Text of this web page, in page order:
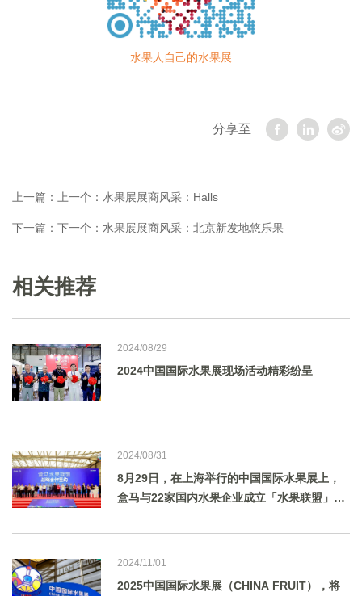
水果人自己的水果展
分享至
上一篇： 上一个：水果展展商风采：Halls
下一篇： 下一个：水果展展商风采：北京新发地悠乐果
相关推荐
2024/08/29
2024中国国际水果展现场活动精彩纷呈
2024/08/31
8月29日，在上海举行的中国国际水果展上，
盒马与22家国内水果企业成立「水果联盟」，
育新品种，助力国产水果进一步崛起，并结合
2024/11/01
2025中国国际水果展（CHINA FRUIT），将